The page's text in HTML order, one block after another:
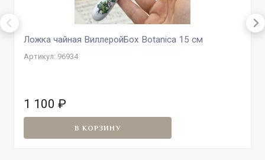
Ложка чайная ВиллеройБох Botanica 15 см
Артикул: 96934
1 100 ₽
В КОРЗИНУ